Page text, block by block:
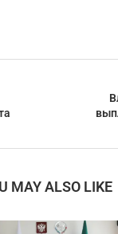
MAY ALSO LIKE